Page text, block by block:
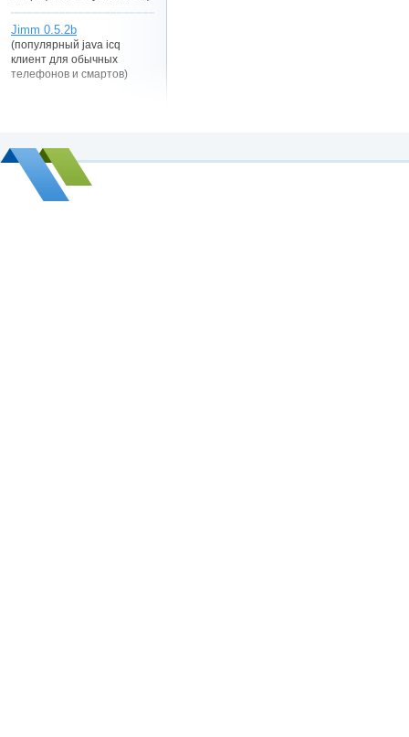
Jimm 0.5.2b
(популярный java icq
клиент для обычных
телефонов и смартов)